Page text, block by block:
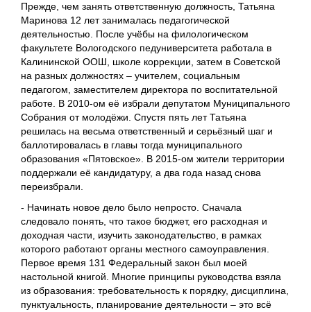
Прежде, чем занять ответственную должность, Татьяна
Маринова 12 лет занималась педагогической
деятельностью. После учёбы на филологическом
факультете Вологодского педуниверситета работала в
Калининской ООШ, школе коррекции, затем в Советской
на разных должностях – учителем, социальным
педагогом, заместителем директора по воспитательной
работе. В 2010-ом её избрали депутатом Муниципального
Собрания от молодёжи. Спустя пять лет Татьяна
решилась на весьма ответственный и серьёзный шаг и
баллотировалась в главы тогда муниципального
образования «Пятовское». В 2015-ом жители территории
поддержали её кандидатуру, а два года назад снова
переизбрали.
- Начинать новое дело было непросто. Сначала
следовало понять, что такое бюджет, его расходная и
доходная части, изучить законодательство, в рамках
которого работают органы местного самоуправления.
Первое время 131 Федеральный закон был моей
настольной книгой. Многие принципы руководства взяла
из образования: требовательность к порядку, дисциплина,
пунктуальность, планирование деятельности – это всё